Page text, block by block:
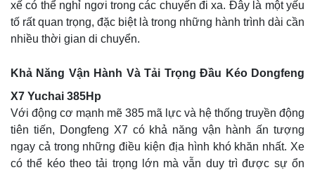
xế có thể nghỉ ngơi trong các chuyến đi xa. Đây là một yếu
tố rất quan trọng, đặc biệt là trong những hành trình dài cần
nhiều thời gian di chuyển.
Khả Năng Vận Hành Và Tải Trọng Đầu Kéo Dongfeng
X7 Yuchai 385Hp
Với động cơ mạnh mẽ 385 mã lực và hệ thống truyền động
tiên tiến, Dongfeng X7 có khả năng vận hành ấn tượng
ngay cả trong những điều kiện địa hình khó khăn nhất. Xe
có thể kéo theo tải trọng lớn mà vẫn duy trì được sự ổn